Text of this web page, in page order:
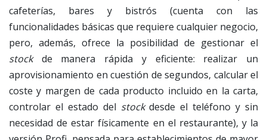
cafeterías, bares y bistrós (cuenta con las
funcionalidades básicas que requiere cualquier negocio,
pero, además, ofrece la posibilidad de gestionar el
stockde manera rápida y eficiente: realizar un
aprovisionamiento en cuestión de segundos, calcular el
coste y margen de cada producto incluido en la carta,
controlar el estado del stockdesde el teléfono y sin
necesidad de estar físicamente en el restaurante), y la